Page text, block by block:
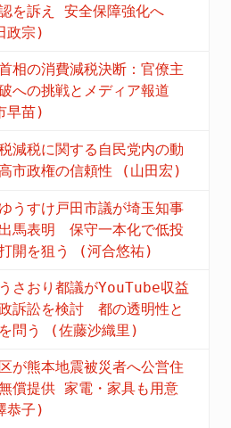
を訴え 安全保障強化へ
政宗)
相の消費減税決断：官僚主
への挑戦とメディア報道
早苗)
減税に関する自民党内の動
市政権の信頼性 (山田宏)
うすけ戸田市議が埼玉知事
馬表明 保守一本化で低投
開を狙う (河合悠祐)
さおり都議がYouTube収益
訴訟を検討 都の透明性と
問う (佐藤沙織里)
が熊本地震被災者へ公営住
償提供 家電・家具も用意
恭子)